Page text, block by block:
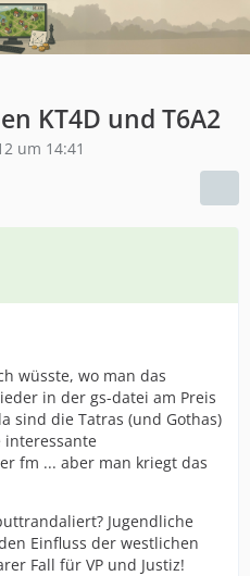
KT4D und T6A2
um 14:41
wüsste, wo man das
in der gs-datei am Preis
sind die Tatras (und Gothas)
interessante
fm ... aber man kriegt das
Jugendliche
Einfluss der westlichen
Fall für VP und Justiz!